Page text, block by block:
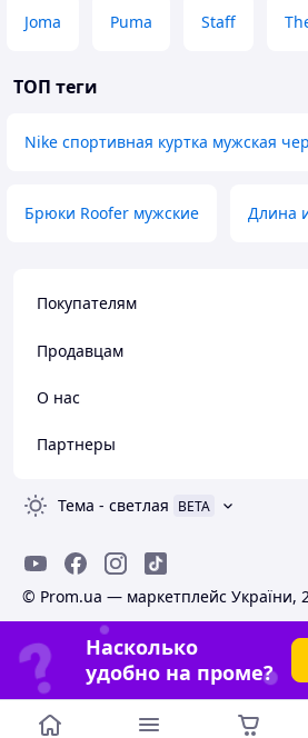
Joma Puma Staff
ТОП теги
Nike спортивная куртка мужская
Брюки Roofer мужские Длина
Покупателям
Продавцам
О нас
Партнеры
Тема - светлая BETA
© Prom.ua — маркетплейс України,
Насколько
удобно на проме?